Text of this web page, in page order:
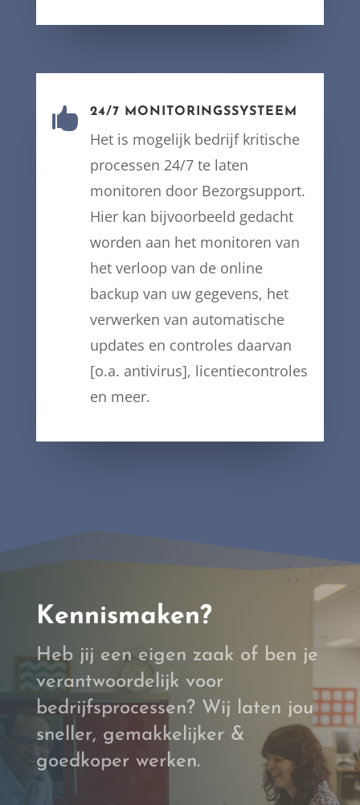
 24/7 MONITORINGSSYSTEEM
Het is mogelijk bedrijf kritische
processen 24/7 te laten
monitoren door Bezorgsupport.
Hier kan bijvoorbeeld gedacht
worden aan het monitoren van
het verloop van de online
backup van uw gegevens, het
verwerken van automatische
updates en controles daarvan
[o.a. antivirus], licentiecontroles
en meer.
Kennismaken?
Heb jij een eigen zaak of ben je
verantwoordelijk voor
bedrijfsprocessen? Wij laten jou
sneller, gemakkelijker &
goedkoper werken.